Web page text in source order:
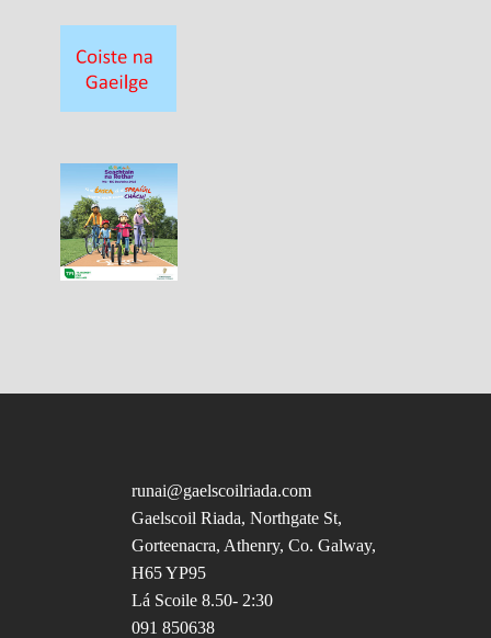
runai@gaelscoilriada.com
Gaelscoil Riada, Northgate St,
Gorteenacra, Athenry, Co. Galway,
H65 YP95
Lá Scoile 8.50- 2:30
091 850638